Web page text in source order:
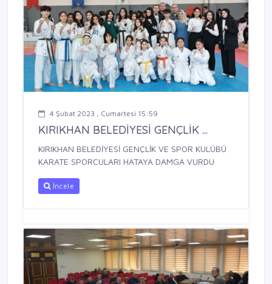
4 Şubat 2023 , Cumartesi 15:59
KIRIKHAN BELEDİYESİ GENÇLİK ...
KIRIKHAN BELEDİYESİ GENÇLİK VE SPOR KULÜBÜ
KARATE SPORCULARI HATAYA DAMGA VURDU
İncele